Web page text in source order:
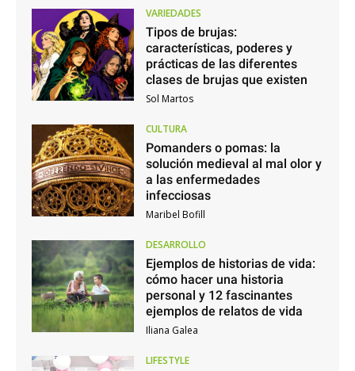
VARIEDADES
Tipos de brujas:
características, poderes y
prácticas de las diferentes
clases de brujas que existen
Sol Martos
CULTURA
Pomanders o pomas: la
solución medieval al mal olor y
a las enfermedades
infecciosas
Maribel Bofill
DESARROLLO
Ejemplos de historias de vida:
cómo hacer una historia
personal y 12 fascinantes
ejemplos de relatos de vida
Iliana Galea
LIFESTYLE